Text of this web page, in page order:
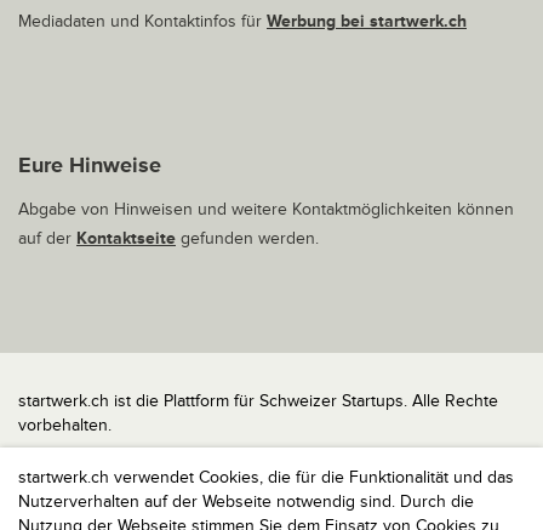
startwerk.ch verwendet Cookies, die für die Funktionalität und das
Nutzerverhalten auf der Webseite notwendig sind. Durch die
Nutzung der Webseite stimmen Sie dem Einsatz von Cookies zu,
Mediadaten und Kontaktinfos für Werbung bei startwerk.ch
Eure Hinweise
Abgabe von Hinweisen und weitere Kontaktmöglichkeiten können
auf der Kontaktseite gefunden werden.
startwerk.ch ist die Plattform für Schweizer Startups. Alle Rechte
vorbehalten.
Impressum
Kontakt
nach oben